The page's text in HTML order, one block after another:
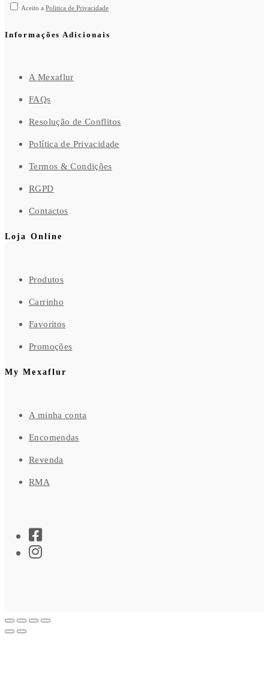
Aceito a Politica de Privacidade
Informações Adicionais
A Mexaflur
FAQs
Resolução de Conflitos
Política de Privacidade
Termos & Condições
RGPD
Contactos
Loja Online
Produtos
Carrinho
Favoritos
Promoções
My Mexaflur
A minha conta
Encomendas
Revenda
RMA